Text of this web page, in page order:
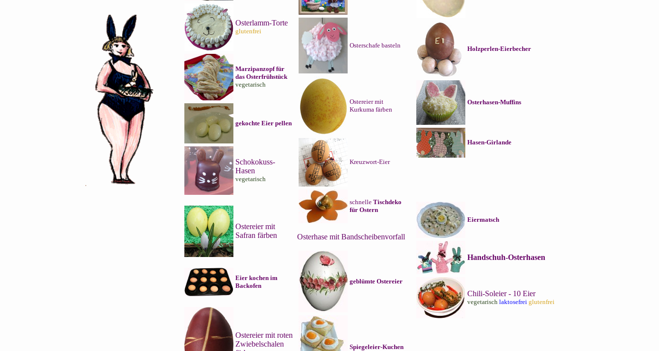
Osterlamm-Torte
glutenfrei
Marzipanzopf für
das Osterfrühstück
vegetarisch
gekochte Eier pellen
Schokokuss-
Hasen
vegetarisch
Ostereier mit
Safran färben
Eier kochen im
Backofen
Ostereier mit roten
Zwiebelschalen
Osterschafe basteln
Ostereier mit
Kurkuma färben
Kreuzwort-Eier
schnelle Tischdeko
für Ostern
Osterhase mit Bandscheibenvorfall
geblümte Ostereier
Spiegeleier-Kuchen
Holzperlen-Eierbecher
Osterhasen-Muffins
Hasen-Girlande
Eiermatsch
Handschuh-Osterhasen
Chili-Soleier - 10 Eier
vegetarisch laktosefrei glutenfrei